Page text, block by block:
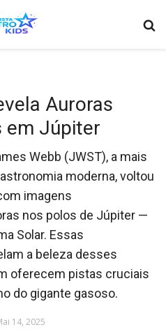
O TERCEIRO VISITANTE DE
Auroras
em Júpiter
Webb (JWST), a mais
moderna, voltou
imagens
nos polos de Júpiter —
Solar. Essas
a beleza desses
oferecem pistas cruciais
do gigante gasoso.
14, 2025